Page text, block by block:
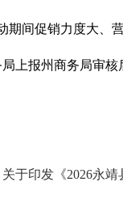
期间促销力度大、
上报州商务局审核
关于印发《2026永靖